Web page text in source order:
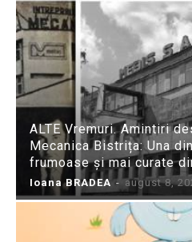
ALTE Vremuri. Amintiri
Mecanica Bistrița: Una
frumoase și mai curate
Ioana BRADEA - august 8,